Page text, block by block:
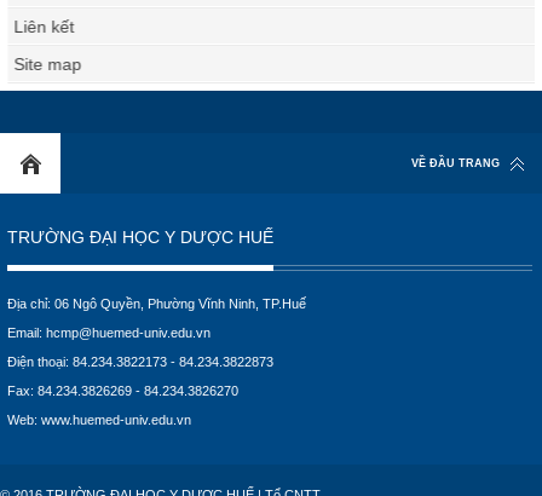
Liên kết
Site map
VỀ ĐẦU TRANG
TRƯỜNG ĐẠI HỌC Y DƯỢC HUẾ
Địa chỉ: 06 Ngô Quyền, Phường Vĩnh Ninh, TP.Huế
Email: hcmp@huemed-univ.edu.vn
Điện thoại: 84.234.3822173 - 84.234.3822873
Fax: 84.234.3826269 - 84.234.3826270
Web: www.huemed-univ.edu.vn